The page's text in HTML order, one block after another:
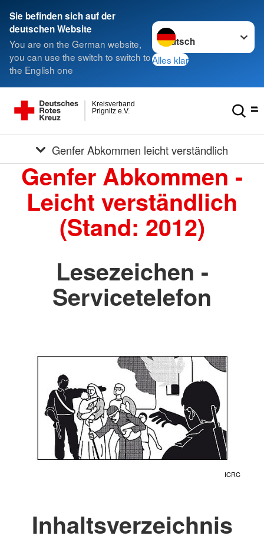
Sie befinden sich auf der
deutschen Website
You are on the German website,
you can use the switch to switch to
the English one
Sprache wechseln zu
Alles klar
Prignitz e.V.
Kreisverband
Genfer Abkommen leicht verständlich
Genfer Abkommen -
Leicht verständlich
(Stand: 2012)
Lesezeichen -
Servicetelefon
ICRC
Inhaltsverzeichnis